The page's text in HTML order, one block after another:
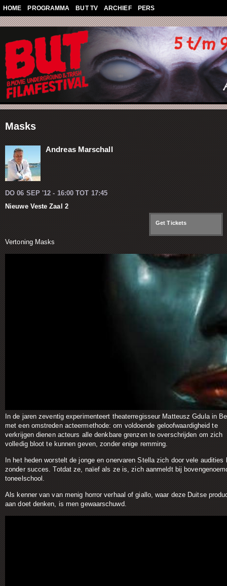
Overslaan en naar de algemene inhoud gaan
HOME PROGRAMMA BUT TV ARCHIEF PERS
Masks
Andreas Marschall
DO 06 SEP '12 - 16:00 TOT 17:45
Nieuwe Veste Zaal 2
Get Tickets
Vertoning Masks
In de jaren zeventig experimenteert theaterregisseur Matteusz Gdulain
met een omstreden acteermethode: om voldoende geloofwaardigheid te
verkrijgen dienen acteurs alle denkbare grenzen te overschrijden om zich
volledig bloot te kunnen geven, zonder enige remming.
In het heden worstelt de jonge en onervaren Stella zich door vele audities
zonder succes. Totdat ze, naïef als ze is, zich aanmeldt bij
toneelschool.
Als kenner van van menig horror verhaal of giallo, waar deze Duitse
aan doet denken, is men gewaarschuwd